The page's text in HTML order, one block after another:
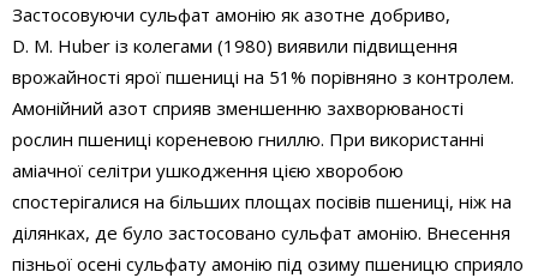
Застосовуючи сульфат амонію як азотне добриво,
D. M. Huber із колегами (1980) виявили підвищення
врожайності ярої пшениці на 51% порівняно з контролем.
Амонійний азот сприяв зменшенню захворюваності
рослин пшениці кореневою гниллю. При використанні
аміачної селітри ушкодження цією хворобою
спостерігалися на більших площах посівів пшениці, ніж на
ділянках, де було застосовано сульфат амонію. Внесення
пізньої осені сульфату амонію під озиму пшеницю сприяло